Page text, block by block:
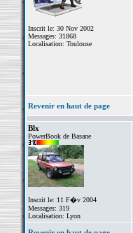
Inscrit le: 30 Nov 2002
Messages: 31868
Localisation: Toulouse
Revenir en haut de page
Blx
PowerBook de Basane
Inscrit le: 11 F�v 2004
Messages: 319
Localisation: Lyon